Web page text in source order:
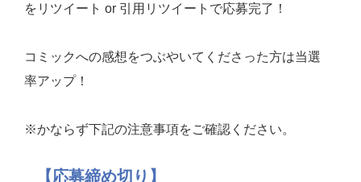
をリツイート or 引用リツイートで応募完了！
コミックへの感想をつぶやいてくださった方は当選
率アップ！
※かならず下記の注意事項をご確認ください。
【応募締め切り】